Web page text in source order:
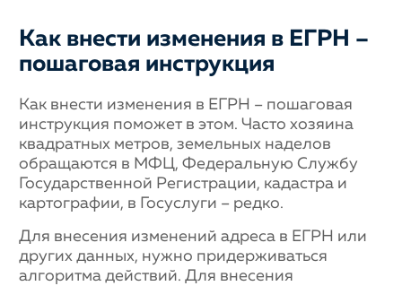
Как внести изменения в ЕГРН –
пошаговая инструкция
Как внести изменения в ЕГРН – пошаговая
инструкция поможет в этом. Часто хозяина
квадратных метров, земельных наделов
обращаются в МФЦ, Федеральную Службу
Государственной Регистрации, кадастра и
картографии, в Госуслуги – редко.
Для внесения изменений адреса в ЕГРН или
других данных, нужно придерживаться
алгоритма действий. Для внесения